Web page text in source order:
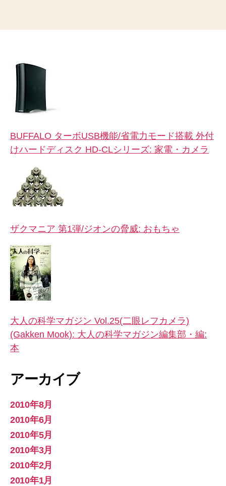
BUFFALO ターボUSB機能/省電力モード搭載 外付
けハードディスク HD-CLシリーズ: 家電・カメラ
ザクマニア 第1弾/ジオンの脅威: おもちゃ
大人の科学マガジン Vol.25(二眼レフカメラ)
(Gakken Mook): 大人の科学マガジン編集部・編:
本
アーカイブ
2010年8月
2010年6月
2010年5月
2010年3月
2010年2月
2010年1月